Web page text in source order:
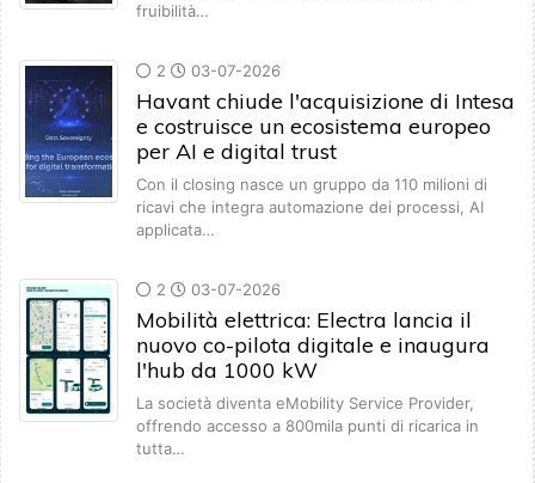
fruibilità…
2 03-07-2026
Havant chiude l'acquisizione di Intesa
e costruisce un ecosistema europeo
per AI e digital trust
Con il closing nasce un gruppo da 110 milioni di
ricavi che integra automazione dei processi, AI
applicata…
2 03-07-2026
Mobilità elettrica: Electra lancia il
nuovo co-pilota digitale e inaugura
l'hub da 1000 kW
La società diventa eMobility Service Provider,
offrendo accesso a 800mila punti di ricarica in
tutta…